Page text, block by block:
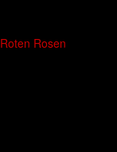
Rosen